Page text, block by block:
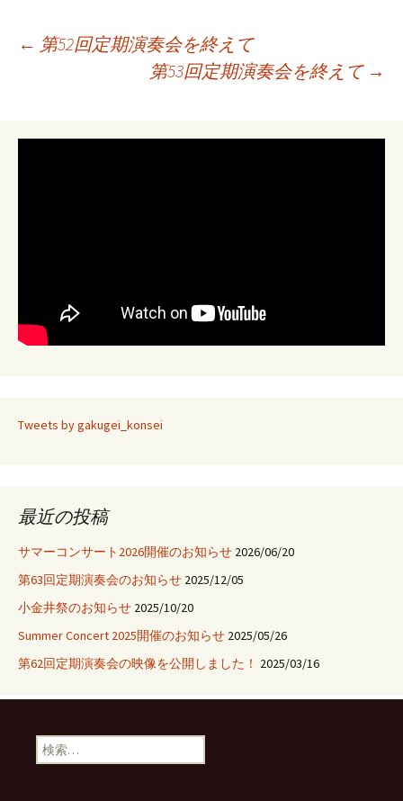
投
ー
ン
← 第52回定期演奏会を終えて
第53回定期演奏会を終えて →
Tweets by gakugei_konsei
最近の投稿
サマーコンサート2026開催のお知らせ 2026/06/20
第63回定期演奏会のお知らせ 2025/12/05
小金井祭のお知らせ 2025/10/20
Summer Concert 2025開催のお知らせ 2025/05/26
第62回定期演奏会の映像を公開しました！ 2025/03/16
検
索: